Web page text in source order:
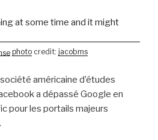
photo credit: jacobms
américaine d’études
a dépassé Google en
pour les portails majeurs